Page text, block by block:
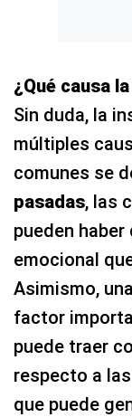
¿Qué causa
Sin duda, la
múltiples
comunes se
pasadas, las
pueden
emocional
Asimismo, una
factor
puede traer
respecto a
que puede